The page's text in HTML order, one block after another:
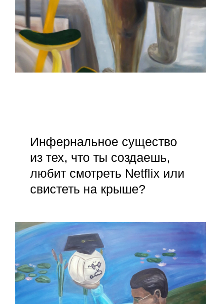
Инфернальное существо
из тех, что ты создаешь,
любит смотреть Netflix или
свистеть на крыше?